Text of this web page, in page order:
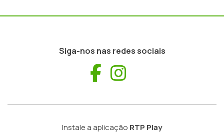
Siga-nos nas redes sociais
Facebook
Instale a aplicação RTP Play